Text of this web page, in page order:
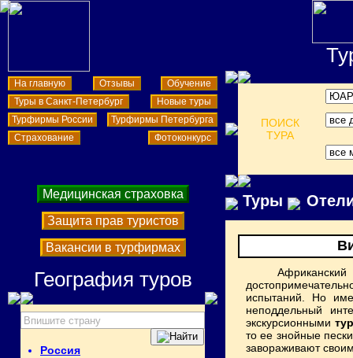
На главную Отзывы
Обучение
Туры в Санкт-Петербург
Новые туры
Турфирмы России
Турфирмы Петербурга
Страхование
Фотоконкурс
ПОИСК
ТУРА
Медицинская страховка
Защита прав туристов
Вакансии в турфирмах
География туров
Россия
Туры
испытаний. Но
неподдельный
экскурсионными
то ее знойные
завораживают